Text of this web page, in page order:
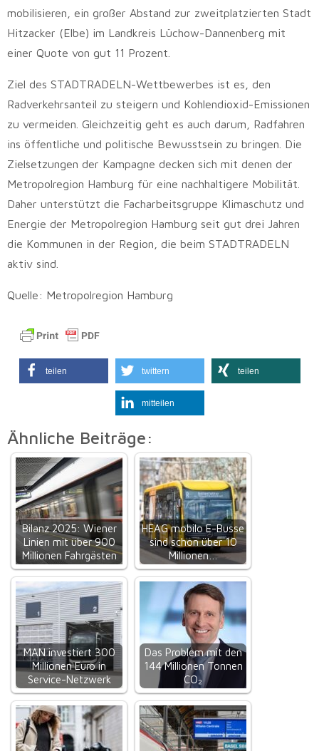
mobilisieren, ein großer Abstand zur zweitplatzierten Stadt
Hitzacker (Elbe) im Landkreis Lüchow-Dannenberg mit
einer Quote von gut 11 Prozent.
Ziel des STADTRADELN-Wettbewerbes ist es, den
Radverkehrsanteil zu steigern und Kohlendioxid-Emissionen
zu vermeiden. Gleichzeitig geht es auch darum, Radfahren
ins öffentliche und politische Bewusstsein zu bringen. Die
Zielsetzungen der Kampagne decken sich mit denen der
Metropolregion Hamburg für eine nachhaltigere Mobilität.
Daher unterstützt die Facharbeitsgruppe Klimaschutz und
Energie der Metropolregion Hamburg seit gut drei Jahren
die Kommunen in der Region, die beim STADTRADELN
aktiv sind.
Quelle: Metropolregion Hamburg
teilen twittern teilen
mitteilen
Ähnliche Beiträge:
Bilanz 2025: Wiener
Linien mit über 900
Millionen Fahrgästen
HEAG mobilo E-Busse
sind schon über 10
Millionen…
MAN investiert 300
Millionen Euro in
Service-Netzwerk
Das Problem mit den
144 Millionen Tonnen
CO₂